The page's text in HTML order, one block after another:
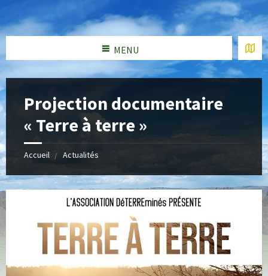
MENU
Projection documentaire
« Terre à terre »
Accueil Actualités